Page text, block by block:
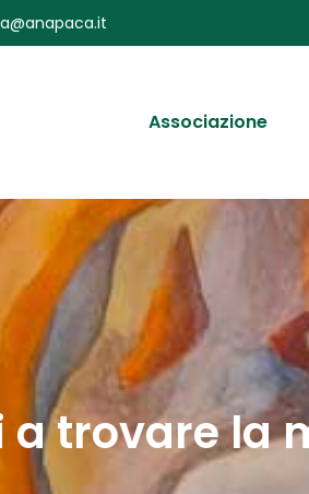
Associazione
a trovare la